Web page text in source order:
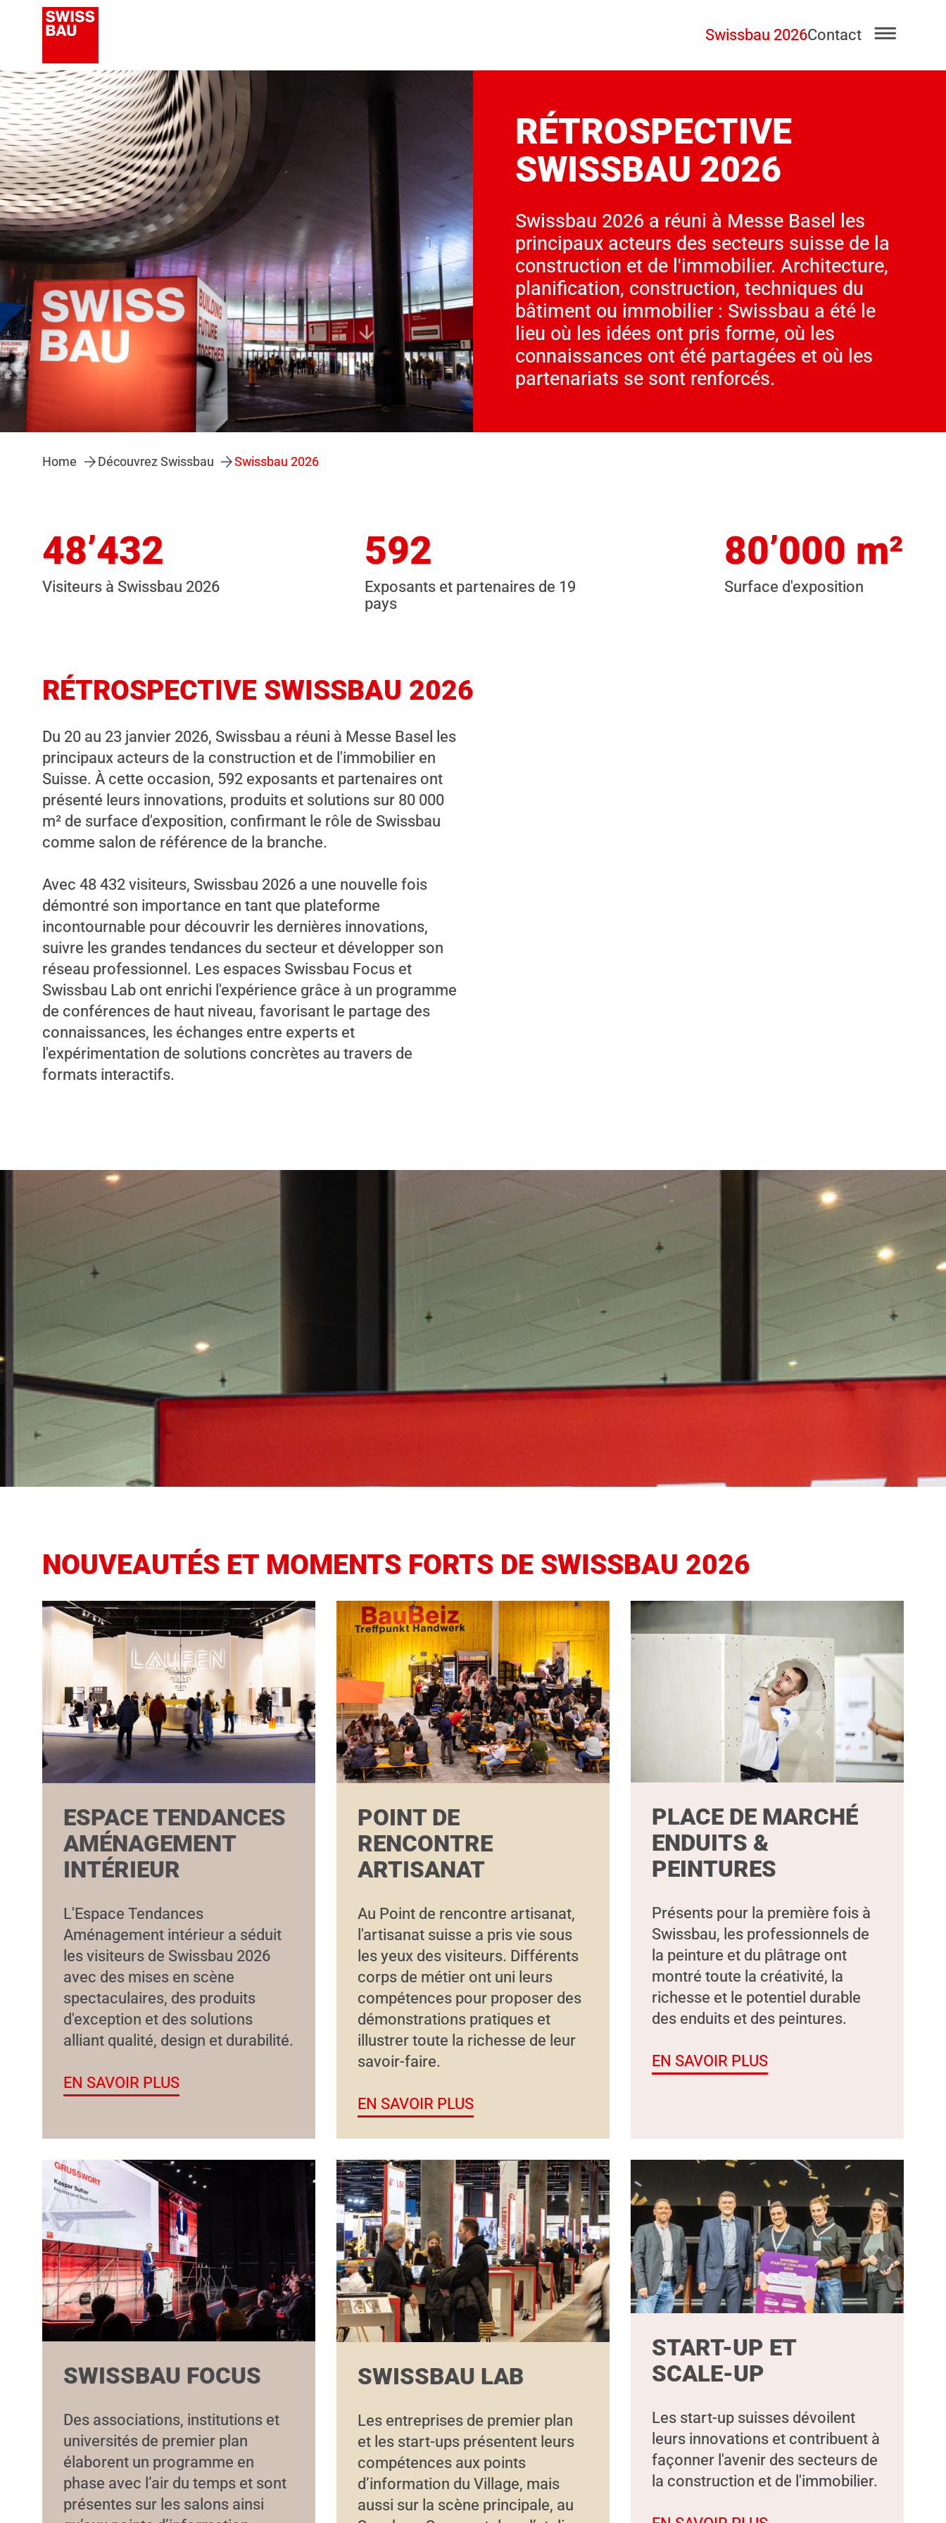
Swissbau 2026Contact
RÉTROSPECTIVE
SWISSBAU 2026
Swissbau 2026 a réuni à Messe Basel les
principaux acteurs des secteurs suisse de la
construction et de l'immobilier. Architecture,
planification, construction, techniques du
bâtiment ou immobilier : Swissbau a été le
lieu où les idées ont pris forme, où les
connaissances ont été partagées et où les
partenariats se sont renforcés.
Home Découvrez Swissbau Swissbau 2026
48’432
Visiteurs à Swissbau 2026
592
Exposants et partenaires de 19
pays
80’000 m²
Surface d'exposition
RÉTROSPECTIVE SWISSBAU 2026
Du 20 au 23 janvier 2026, Swissbau a réuni à Messe Basel les
principaux acteurs de la construction et de l'immobilier en
Suisse. À cette occasion, 592 exposants et partenaires ont
présenté leurs innovations, produits et solutions sur 80 000
m² de surface d'exposition, confirmant le rôle de Swissbau
comme salon de référence de la branche.
Avec 48 432 visiteurs, Swissbau 2026 a une nouvelle fois
démontré son importance en tant que plateforme
incontournable pour découvrir les dernières innovations,
suivre les grandes tendances du secteur et développer son
réseau professionnel. Les espaces Swissbau Focus et
Swissbau Lab ont enrichi l'expérience grâce à un programme
de conférences de haut niveau, favorisant le partage des
connaissances, les échanges entre experts et
l'expérimentation de solutions concrètes au travers de
formats interactifs.
NOUVEAUTÉS ET MOMENTS FORTS DE SWISSBAU 2026
ESPACE TENDANCES
AMÉNAGEMENT
INTÉRIEUR
L'Espace Tendances
Aménagement intérieur a séduit
les visiteurs de Swissbau 2026
avec des mises en scène
spectaculaires, des produits
d'exception et des solutions
alliant qualité, design et durabilité.
EN SAVOIR PLUS
POINT DE
RENCONTRE
ARTISANAT
Au Point de rencontre artisanat,
l'artisanat suisse a pris vie sous
les yeux des visiteurs. Différents
corps de métier ont uni leurs
compétences pour proposer des
démonstrations pratiques et
illustrer toute la richesse de leur
savoir-faire.
EN SAVOIR PLUS
PLACE DE MARCHÉ
ENDUITS &
PEINTURES
Présents pour la première fois à
Swissbau, les professionnels de
la peinture et du plâtrage ont
montré toute la créativité, la
richesse et le potentiel durable
des enduits et des peintures.
EN SAVOIR PLUS
SWISSBAU FOCUS
Des associations, institutions et
universités de premier plan
élaborent un programme en
phase avec l’air du temps et sont
présentes sur les salons ainsi
SWISSBAU LAB
Les entreprises de premier plan
et les start-ups présentent leurs
compétences aux points
d’information du Village, mais
aussi sur la scène principale, au
START-UP ET
SCALE-UP
Les start-up suisses dévoilent
leurs innovations et contribuent à
façonner l'avenir des secteurs de
la construction et de l'immobilier.